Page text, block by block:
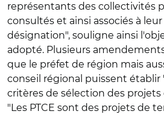
représentants des collectivités
consultés et ainsi associés à leur
désignation", souligne ainsi
adopté. Plusieurs
que le préfet de région mais
conseil régional puissent
critères de sélection des projets
"Les PTCE sont des projets de